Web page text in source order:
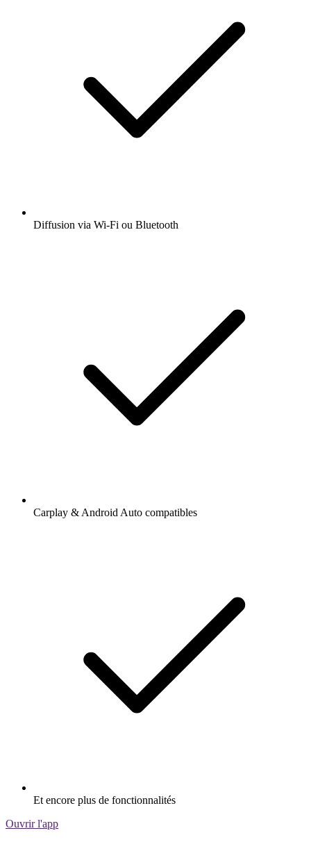
Diffusion via Wi-Fi ou Bluetooth
Carplay & Android Auto compatibles
Et encore plus de fonctionnalités
Ouvrir l'app